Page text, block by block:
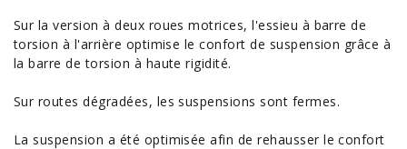
Sur la version à deux roues motrices, l'essieu à barre de
torsion à l'arrière optimise le confort de suspension grâce à
la barre de torsion à haute rigidité.
Sur routes dégradées, les suspensions sont fermes.
La suspension a été optimisée afin de rehausser le confort